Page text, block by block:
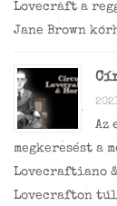
Lovecraft a
Jane Brown
Az
megkeresést
Lovecraftiano
Lovecrafton